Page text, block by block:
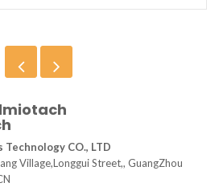
CO., LTD
Village,Longgui Street,, GuangZhou